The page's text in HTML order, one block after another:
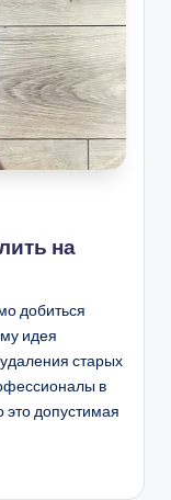
на
добиться
идея
старых
в
это допустимая